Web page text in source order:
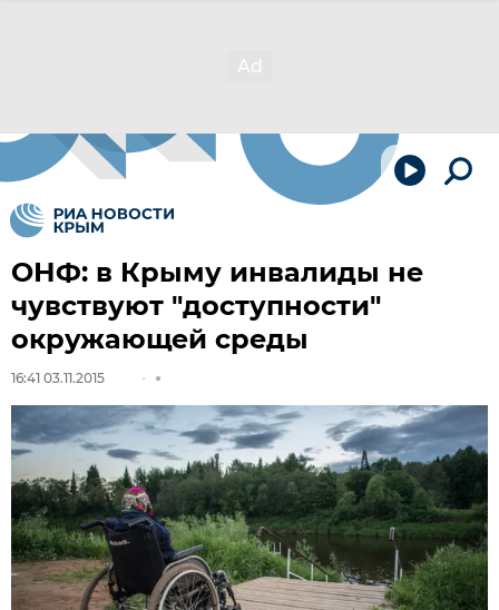
ОНФ: в Крыму инвалиды не
чувствуют "доступности"
окружающей среды
16:41 03.11.2015